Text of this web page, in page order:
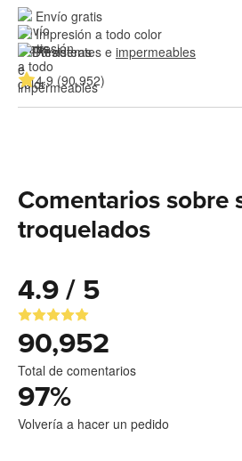
Envío gratis
Impresión a todo color
Resistentes e impermeables
4.9 (90,952)
Comentarios sobre
troquelados
4.9 / 5
90,952
Total de comentarios
97%
Volvería a hacer un pedido